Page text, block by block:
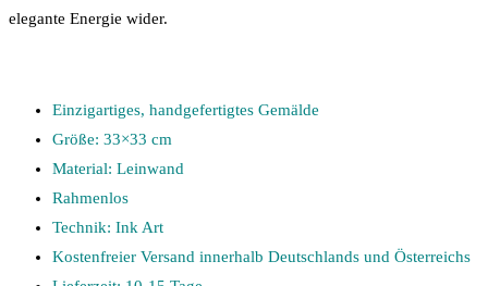
elegante Energie wider.
Einzigartiges, handgefertigtes Gemälde
Größe: 33×33 cm
Material: Leinwand
Rahmenlos
Technik: Ink Art
Kostenfreier Versand innerhalb Deutschlands und Österreichs